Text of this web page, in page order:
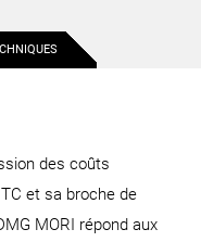
1 600 mm
102 mm
des coûts
et sa broche de
MORI répond aux